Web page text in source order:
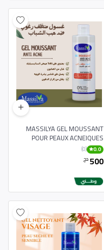
MASSILYA GEL MOUSSANT
POUR PEAUX ACNEIQUES
250ML
0.0
(0)
500دج